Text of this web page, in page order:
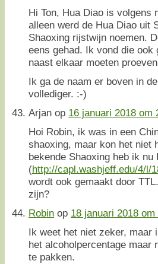
Hi Ton, Hua Diao is volgens
alleen werd de Hua Diao uit
Shaoxing rijstwijn noemen.
eens gehad. Ik vond die
naast elkaar moeten
Ik ga de naam er boven in
vollediger. :-)
Arjan op 16 januari 2018 om
Hoi Robin, ik was in een
shaoxing, maar kon het niet
bekende Shaoxing heb ik
(http://capl.washjeff.edu/4/l/
wordt ook gemaakt door
zijn?
Robin op 18 januari 2018 om
Ik weet het niet zeker, maar
het alcoholpercentage maar
te pakken.